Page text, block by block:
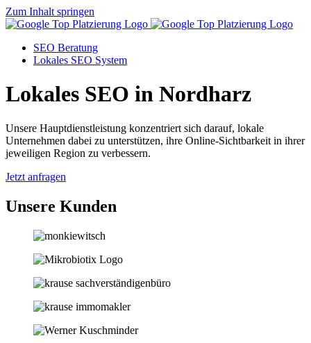
Zum Inhalt springen
SEO Beratung
Lokales SEO System
Lokales SEO in Nordharz
Unsere Hauptdienstleistung konzentriert sich darauf, lokale
Unternehmen dabei zu unterstützen, ihre Online-Sichtbarkeit in ihrer
jeweiligen Region zu verbessern.
Jetzt anfragen
Unsere Kunden